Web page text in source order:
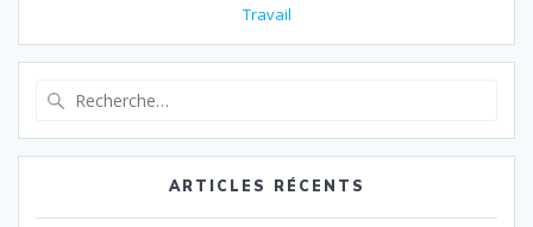
Travail
:
ARTICLES RÉCENTS